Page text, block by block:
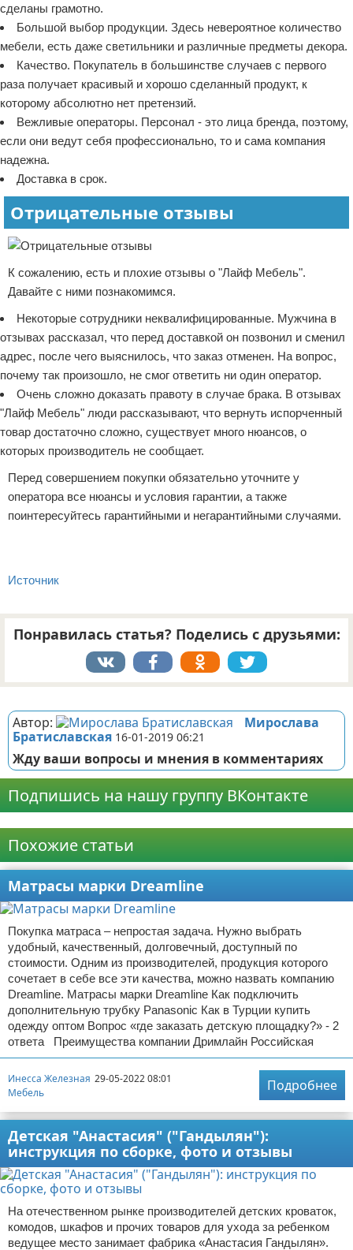
сделаны грамотно.
Большой выбор продукции. Здесь невероятное количество
мебели, есть даже светильники и различные предметы декора.
Качество. Покупатель в большинстве случаев с первого
раза получает красивый и хорошо сделанный продукт, к
которому абсолютно нет претензий.
Вежливые операторы. Персонал - это лица бренда, поэтому,
если они ведут себя профессионально, то и сама компания
надежна.
Доставка в срок.
Отрицательные отзывы
К сожалению, есть и плохие отзывы о "Лайф Мебель".
Давайте с ними познакомимся.
Некоторые сотрудники неквалифицированные. Мужчина в
отзывах рассказал, что перед доставкой он позвонил и сменил
адрес, после чего выяснилось, что заказ отменен. На вопрос,
почему так произошло, не смог ответить ни один оператор.
Очень сложно доказать правоту в случае брака. В отзывах
"Лайф Мебель" люди рассказывают, что вернуть испорченный
товар достаточно сложно, существует много нюансов, о
которых производитель не сообщает.
Перед совершением покупки обязательно уточните у
оператора все нюансы и условия гарантии, а также
поинтересуйтесь гарантийными и негарантийными случаями.
Источник
Понравилась статья? Поделись с друзьями:
Автор:
Мирослава
Братиславская 16-01-2019 06:21
Жду ваши вопросы и мнения в комментариях
Подпишись на нашу группу ВКонтакте
Похожие статьи
Матрасы марки Dreamline
Покупка матраса – непростая задача. Нужно выбрать
удобный, качественный, долговечный, доступный по
стоимости. Одним из производителей, продукция которого
сочетает в себе все эти качества, можно назвать компанию
Dreamline. Матрасы марки Dreamline Как подключить
дополнительную трубку Panasonic Как в Турции купить
одежду оптом Вопрос «где заказать детскую площадку?» - 2
ответа Преимущества компании Дримлайн Российская
Инесса Железная 29-05-2022 08:01
Мебель
Подробнее
Детская "Анастасия" ("Гандылян"):
инструкция по сборке, фото и отзывы
На отечественном рынке производителей детских кроваток,
комодов, шкафов и прочих товаров для ухода за ребенком
ведущее место занимает фабрика «Анастасия Гандылян».